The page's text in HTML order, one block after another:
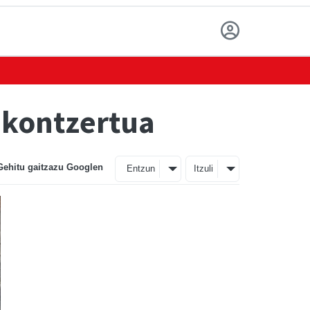
gaitzazu Googlen Entzun Itzuli